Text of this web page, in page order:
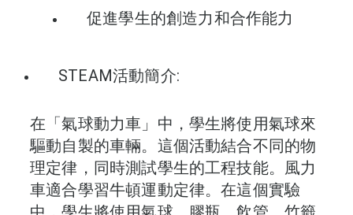
促進學生的創造力和合作能力
STEAM活動簡介:
在「氣球動力車」中，學生將使用氣球來
驅動自製的車輛。這個活動結合不同的物
理定律，同時測試學生的工程技能。風力
車適合學習牛頓運動定律。在這個實驗